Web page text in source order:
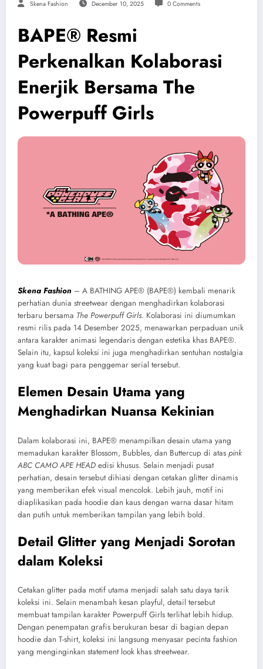
Skena Fashion December 10, 2025 0 Comments
BAPE® Resmi
Perkenalkan Kolaborasi
Enerjik Bersama The
Powerpuff Girls
Skena Fashion – A BATHING APE® (BAPE®) kembali menarik
perhatian dunia streetwear dengan menghadirkan kolaborasi
terbaru bersama The Powerpuff Girls. Kolaborasi ini diumumkan
resmi rilis pada 14 Desember 2025, menawarkan perpaduan unik
antara karakter animasi legendaris dengan estetika khas BAPE®.
Selain itu, kapsul koleksi ini juga menghadirkan sentuhan nostalgia
yang kuat bagi para penggemar serial tersebut.
Elemen Desain Utama yang
Menghadirkan Nuansa Kekinian
Dalam kolaborasi ini, BAPE® menampilkan desain utama yang
memadukan karakter Blossom, Bubbles, dan Buttercup di atas pink
ABC CAMO APE HEAD edisi khusus. Selain menjadi pusat
perhatian, desain tersebut dihiasi dengan cetakan glitter dinamis
yang memberikan efek visual mencolok. Lebih jauh, motif ini
diaplikasikan pada hoodie dan kaus dengan warna dasar hitam
dan putih untuk memberikan tampilan yang lebih bold.
Detail Glitter yang Menjadi Sorotan
dalam Koleksi
Cetakan glitter pada motif utama menjadi salah satu daya tarik
koleksi ini. Selain menambah kesan playful, detail tersebut
membuat tampilan karakter Powerpuff Girls terlihat lebih hidup.
Dengan penempatan grafis berukuran besar di bagian depan
hoodie dan T-shirt, koleksi ini langsung menyasar pecinta fashion
yang menginginkan statement look khas streetwear.